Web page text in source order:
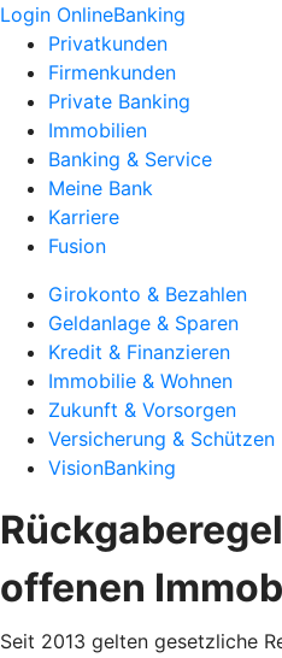
Login OnlineBanking
Privatkunden
Firmenkunden
Private Banking
Immobilien
Banking & Service
Meine Bank
Karriere
Fusion
Girokonto & Bezahlen
Geldanlage & Sparen
Kredit & Finanzieren
Immobilie & Wohnen
Zukunft & Vorsorgen
Versicherung & Schützen
VisionBanking
offenen
Seit 2013 gelten gesetzliche